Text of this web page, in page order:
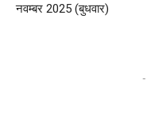
नवम्बर 2025 (बुधवार)
-